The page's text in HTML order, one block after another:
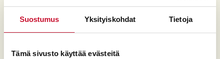
Suostumus Yksityiskohdat Tietoja
Tämä sivusto käyttää evästeitä
lämpimässä paikassa 30-60 minuuttia.
Kaada kohonnut taikina jauhotetulle
työpöydälle ja pyöritä kahdeksan sämpylää